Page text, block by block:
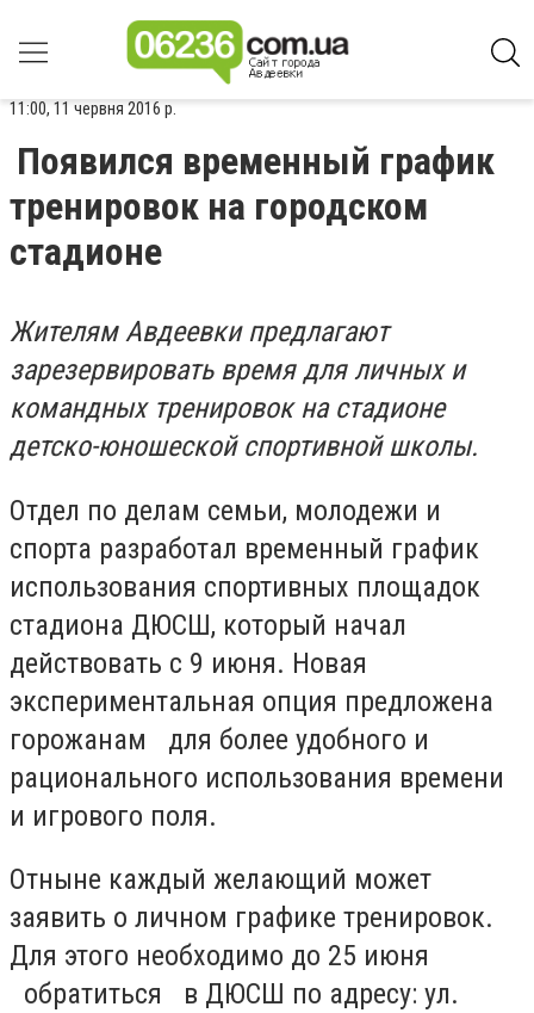
11:00, 11 червня 2016 р.
Появился временный график
тренировок на городском
стадионе
Жителям Авдеевки предлагают
зарезервировать время для личных и
командных тренировок на стадионе
детско-юношеской спортивной школы.
Отдел по делам семьи, молодежи и
спорта разработал временный график
использования спортивных площадок
стадиона ДЮСШ, который начал
действовать с 9 июня. Новая
экспериментальная опция предложена
горожанам для более удобного и
рационального использования времени
и игрового поля.
Отныне каждый желающий может
заявить о личном графике тренировок.
Для этого необходимо до 25 июня
обратиться в ДЮСШ по адресу: ул.